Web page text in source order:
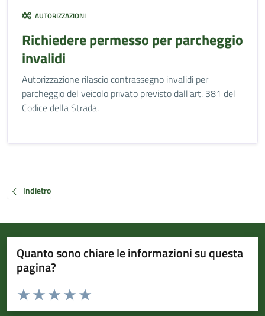
AUTORIZZAZIONI
Richiedere permesso per parcheggio
invalidi
Autorizzazione rilascio contrassegno invalidi per
parcheggio del veicolo privato previsto dall'art. 381 del
Codice della Strada.
Indietro
Quanto sono chiare le informazioni su questa
pagina?
Valuta da 1 a 5 stelle la pagina
Valuta 5 stelle su 5
Valuta 4 stelle su 5
Valuta 3 stelle su 5
Valuta 2 stelle su 5
Valuta 1 stelle su 5